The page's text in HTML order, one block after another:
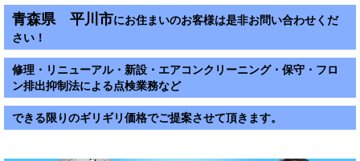
青森県 平川市にお住まいのお客様は是非お問い合わせくだ
さい！
修理・リニューアル・新設・エアコンクリーニング・保守・フロ
ン排出抑制法による点検業務など
できる限りのギリギリ価格でご提案させて頂きます。